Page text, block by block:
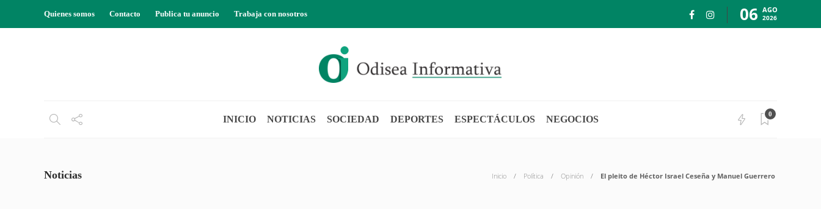
Quienes somos Contacto Publica tu anuncio Trabaja con nosotros 06 AGO
2026
INICIO NOTICIAS SOCIEDAD DEPORTES ESPECTÁCULOS NEGOCIOS 0
Noticias Inicio Política Opinión El pleito de Héctor Israel Ceseña y Manuel Guerrero